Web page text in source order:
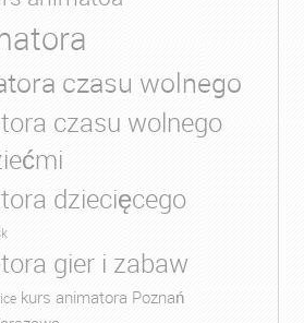
czasu wolnego
czasu wolnego
dziecięcego
gier i zabaw
kurs animatora Poznań